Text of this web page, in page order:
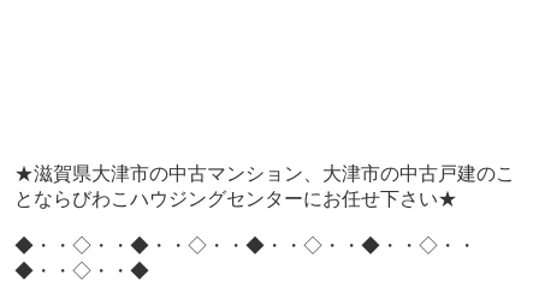
★滋賀県大津市の中古マンション、大津市の中古戸建のこ
とならびわこハウジングセンターにお任せ下さい★
◆・・◇・・◆・・◇・・◆・・◇・・◆・・◇・・
◆・・◇・・◆